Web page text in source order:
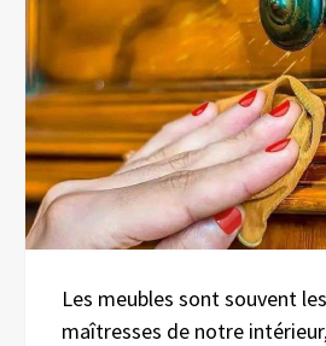
Les meubles sont souvent
maîtresses de notre